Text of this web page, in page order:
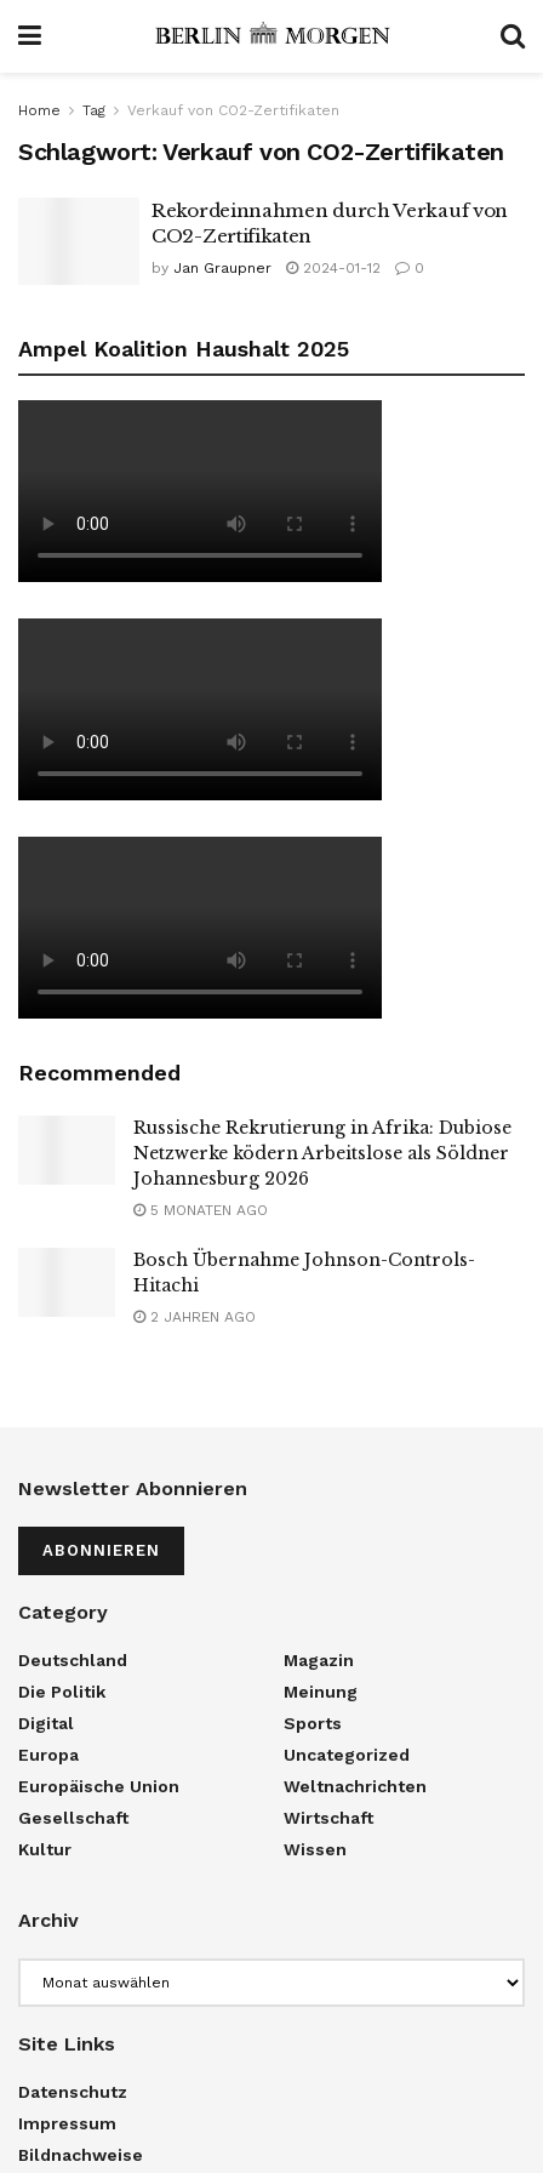
Home Tag Verkauf von CO2-Zertifikaten
Schlagwort:Verkauf von CO2-Zertifikaten
Rekordeinnahmen durch Verkauf von
CO2-Zertifikaten
by Jan Graupner 2024-01-12 0
Ampel Koalition Haushalt 2025
Recommended
Russische Rekrutierung in Afrika: Dubiose
Netzwerke ködern Arbeitslose als Söldner
Johannesburg 2026
5 MONATEN AGO
Bosch Übernahme Johnson-Controls-
Hitachi
2 JAHREN AGO
Newsletter Abonnieren
ABONNIEREN
Category
Deutschland
Die Politik
Digital
Europa
Europäische Union
Gesellschaft
Kultur
Magazin
Meinung
Sports
Uncategorized
Weltnachrichten
Wirtschaft
Wissen
Archiv
Site Links
Datenschutz
Impressum
Bildnachweise